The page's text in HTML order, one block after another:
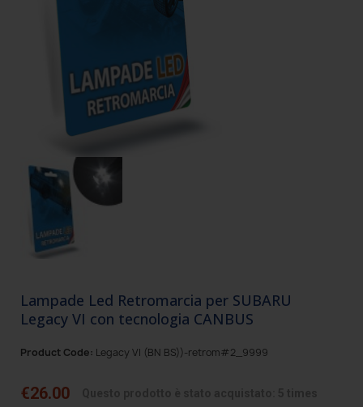
Lampade Led Retromarcia per SUBARU
Legacy VI con tecnologia CANBUS
Product Code: Legacy VI (BN BS))-retrom#2_9999
€26.00